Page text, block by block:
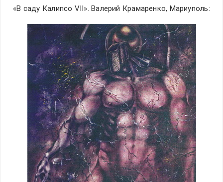
«В саду Калипсо VII». Валерий Крамаренко, Мариуполь: